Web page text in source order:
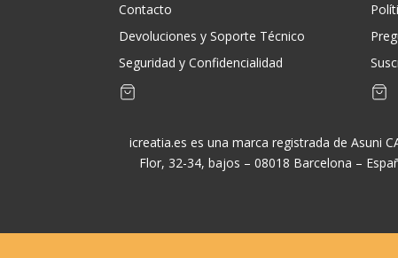
Contacto
Devoluciones y Soporte Técnico
Seguridad y Confidencialidad
icreatia.es es una marca registrada de Asuni
Flor, 32-34, bajos – 08018 Barcelona –